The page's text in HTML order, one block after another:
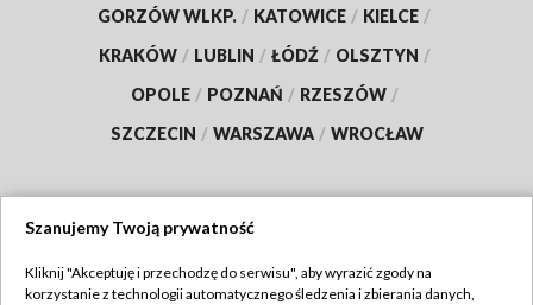
GORZÓW WLKP. / KATOWICE / KIELCE /
KRAKÓW / LUBLIN / ŁÓDŹ / OLSZTYN /
OPOLE / POZNAŃ / RZESZÓW /
SZCZECIN / WARSZAWA / WROCŁAW
TVP
Szanujemy Twoją prywatność
Kliknij "Akceptuję i przechodzę do serwisu", aby wyrazić zgody na
korzystanie z technologii automatycznego śledzenia i zbierania danych,